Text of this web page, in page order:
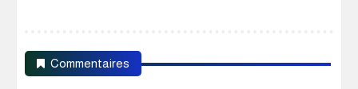
Commentaires